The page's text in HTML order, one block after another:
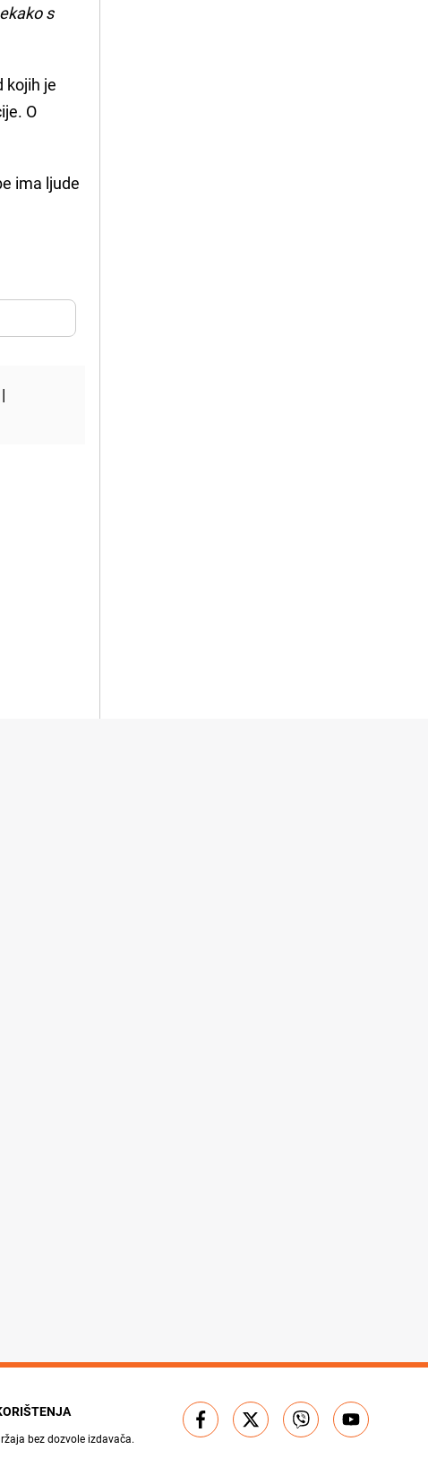
s
kojih je
O
ima ljude
|
bez dozvole izdavača.